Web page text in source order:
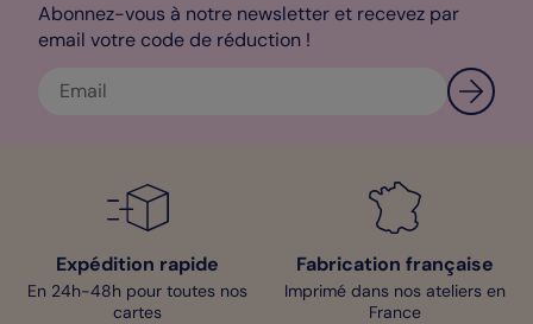
Abonnez-vous à notre newsletter et recevez par
email votre code de réduction !
Expédition rapide
En 24h-48h pour toutes nos
cartes
Fabrication française
Imprimé dans nos ateliers en
France